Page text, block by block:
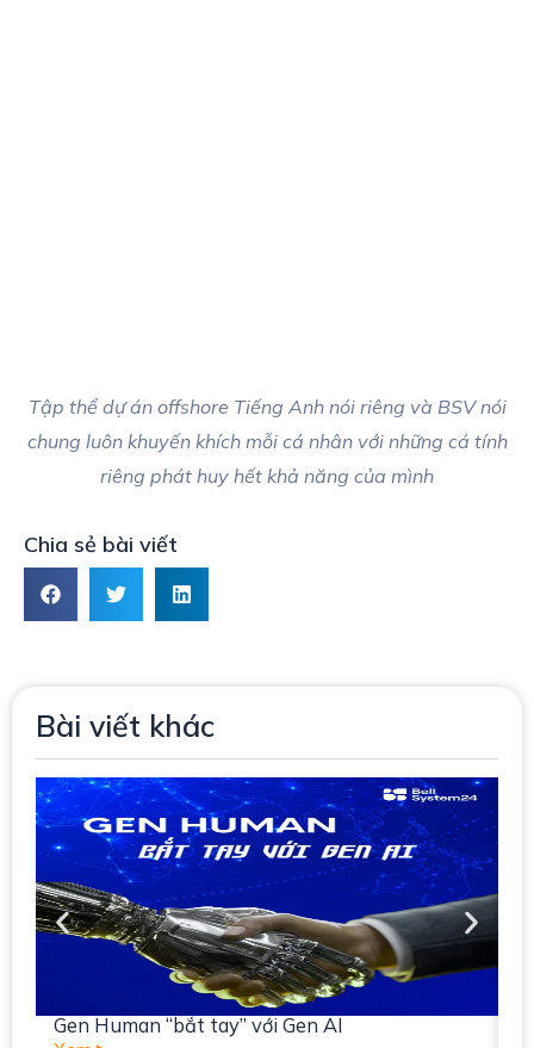
Tập thể dự án offshore Tiếng Anh nói riêng và BSV nói
chung luôn khuyến khích mỗi cá nhân với những cá tính
riêng phát huy hết khả năng của mình
Chia sẻ bài viết
Bài viết khác
Gen Human “bắt tay” với Gen AI